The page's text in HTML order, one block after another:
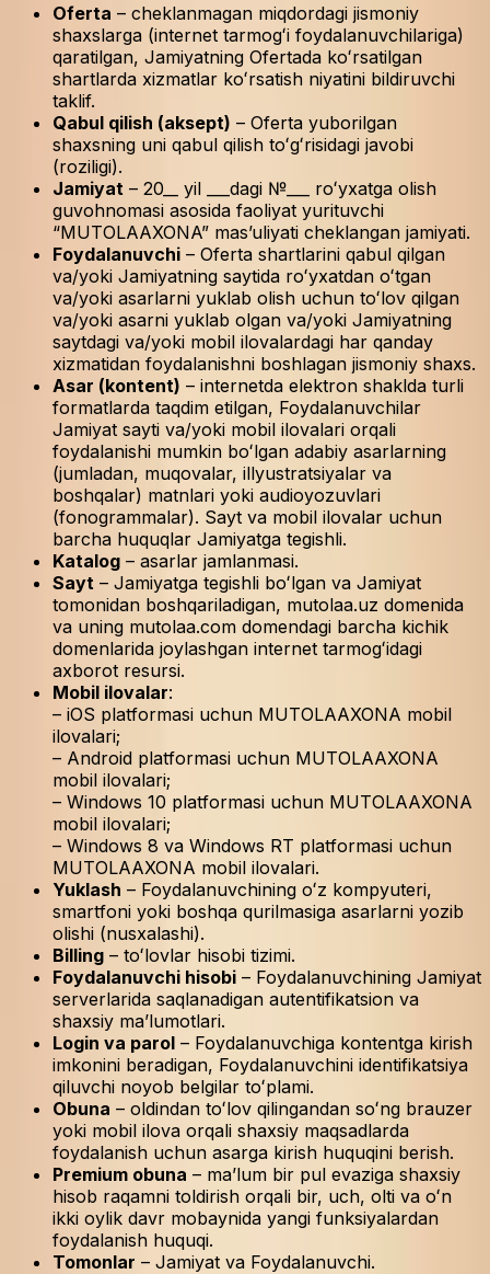
Oferta – cheklanmagan miqdordagi jismoniy
shaxslarga (internet tarmogʻi foydalanuvchilariga)
qaratilgan, Jamiyatning Ofertada koʻrsatilgan
shartlarda xizmatlar koʻrsatish niyatini bildiruvchi
taklif.
Qabul qilish (aksept) – Oferta yuborilgan
shaxsning uni qabul qilish toʻgʻrisidagi javobi
(roziligi).
Jamiyat – 20__ yil ___dagi №___ roʻyxatga olish
guvohnomasi asosida faoliyat yurituvchi
“MUTOLAAXONA” masʼuliyati cheklangan jamiyati.
Foydalanuvchi – Oferta shartlarini qabul qilgan
va/yoki Jamiyatning saytida roʻyxatdan oʻtgan
va/yoki asarlarni yuklab olish uchun toʻlov qilgan
va/yoki asarni yuklab olgan va/yoki Jamiyatning
saytdagi va/yoki mobil ilovalardagi har qanday
xizmatidan foydalanishni boshlagan jismoniy shaxs.
Asar (kontent) – internetda elektron shaklda turli
formatlarda taqdim etilgan, Foydalanuvchilar
Jamiyat sayti va/yoki mobil ilovalari orqali
foydalanishi mumkin boʻlgan adabiy asarlarning
(jumladan, muqovalar, illyustratsiyalar va
boshqalar) matnlari yoki audioyozuvlari
(fonogrammalar). Sayt va mobil ilovalar uchun
barcha huquqlar Jamiyatga tegishli.
Katalog – asarlar jamlanmasi.
Sayt – Jamiyatga tegishli boʻlgan va Jamiyat
tomonidan boshqariladigan, mutolaa.uz domenida
va uning mutolaa.com domendagi barcha kichik
domenlarida joylashgan internet tarmogʻidagi
axborot resursi.
Mobil ilovalar:
– iOS platformasi uchun MUTOLAAXONA mobil
ilovalari;
– Android platformasi uchun MUTOLAAXONA
mobil ilovalari;
– Windows 10 platformasi uchun MUTOLAAXONA
mobil ilovalari;
– Windows 8 va Windows RT platformasi uchun
MUTOLAAXONA mobil ilovalari.
Yuklash – Foydalanuvchining oʻz kompyuteri,
smartfoni yoki boshqa qurilmasiga asarlarni yozib
olishi (nusxalashi).
Billing – toʻlovlar hisobi tizimi.
Foydalanuvchi hisobi – Foydalanuvchining Jamiyat
serverlarida saqlanadigan autentifikatsion va
shaxsiy maʼlumotlari.
Login va parol – Foydalanuvchiga kontentga kirish
imkonini beradigan, Foydalanuvchini identifikatsiya
qiluvchi noyob belgilar toʻplami.
Obuna – oldindan toʻlov qilingandan soʻng brauzer
yoki mobil ilova orqali shaxsiy maqsadlarda
foydalanish uchun asarga kirish huquqini berish.
Premium obuna – ma’lum bir pul evaziga shaxsiy
hisob raqamni toldirish orqali bir, uch, olti va oʻn
ikki oylik davr mobaynida yangi funksiyalardan
foydalanish huquqi.
Tomonlar – Jamiyat va Foydalanuvchi.